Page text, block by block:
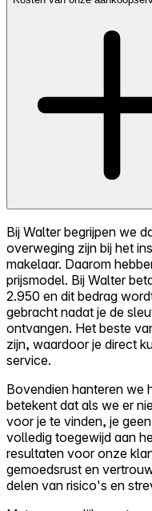
Bij Walter begrijpen we
overweging zijn bij het
makelaar. Daarom
prijsmodel. Bij Walter
2.950 en dit bedrag
gebracht nadat je de
ontvangen. Het beste
zijn, waardoor je direct
service.
Bovendien hanteren we
betekent dat als we er
voor je te vinden, je
volledig toegewijd aan
resultaten voor onze
gemoedsrust en
delen van risico's en